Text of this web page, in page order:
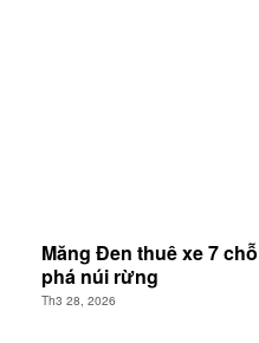
Măng Đen thuê xe 7
phá núi rừng
Th3 28, 2026